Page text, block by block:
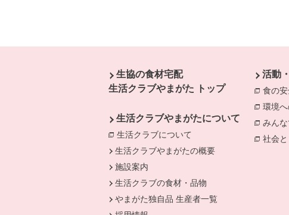
生協の食材宅配
生活クラブやまがた トップ
生活クラブやまがたについて
生活クラブについて
別のウィンドウで開きま
生活クラブやまがたの概要
施設案内
生活クラブの食材・品物
やまがた独自品 生産者一覧
活動
食の
環境
みん
社会